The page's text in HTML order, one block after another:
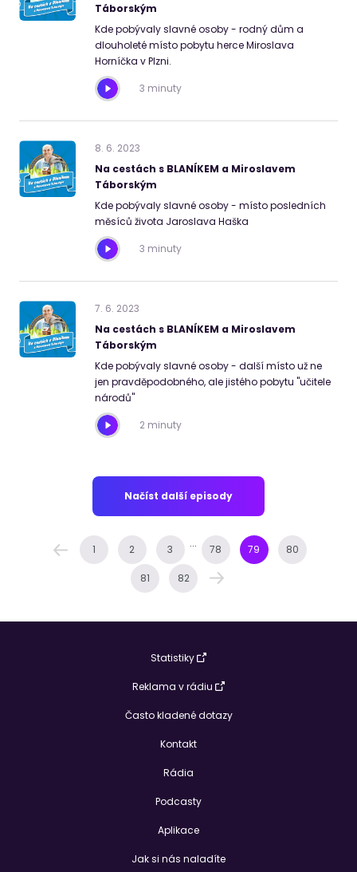
Táborským
Kde pobývaly slavné osoby - rodný dům a
dlouholeté místo pobytu herce Miroslava
Horníčka v Plzni.
3 minuty
8. 6. 2023
Na cestách s BLANÍKEM a Miroslavem
Táborským
Kde pobývaly slavné osoby - místo posledních
měsíců života Jaroslava Haška
3 minuty
7. 6. 2023
Na cestách s BLANÍKEM a Miroslavem
Táborským
Kde pobývaly slavné osoby - další místo už ne
jen pravděpodobného, ale jistého pobytu "učitele
národů"
2 minuty
Načíst další episody
1 2 3 ... 78 79 80
81 82
Statistiky
Reklama v rádiu
Často kladené dotazy
Kontakt
Rádia
Podcasty
Aplikace
Jak si nás naladíte